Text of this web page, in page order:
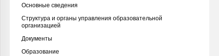
Основные сведения
Структура и органы управления образовательной
организацией
Документы
Образование